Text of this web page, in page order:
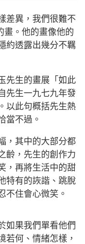
差異，我們很難不
畫。他的畫像他的
約透露出幾分不羈
先生的畫展「如此
先生一九七九年發
以此句概括先生熱
當不過。
，其中的大部分都
齡，先生的創作力
，再將生活中的甜
特有的詼諧、跳脫
不住會心微笑。
如果我們單看他們
若何、情緒怎樣，